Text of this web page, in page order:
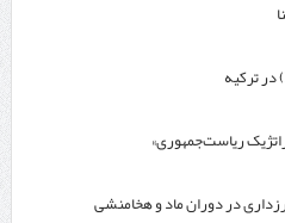
ریاست‌جمهوری»
در دوران ماد و هخامنشی